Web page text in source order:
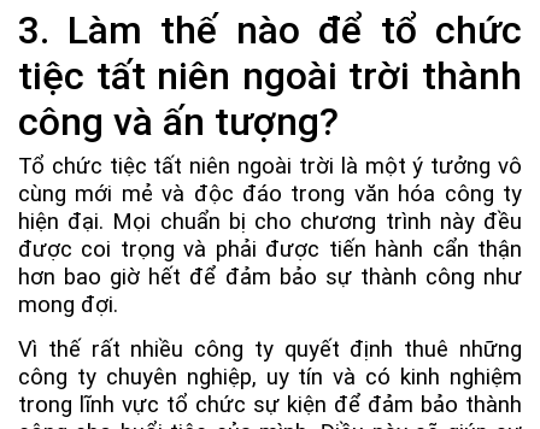
3. Làm thế nào để tổ chức
tiệc tất niên ngoài trời thành
công và ấn tượng?
Tổ chức tiệc tất niên ngoài trời là một ý tưởng vô
cùng mới mẻ và độc đáo trong văn hóa công ty
hiện đại. Mọi chuẩn bị cho chương trình này đều
được coi trọng và phải được tiến hành cẩn thận
hơn bao giờ hết để đảm bảo sự thành công như
mong đợi.
Vì thế rất nhiều công ty quyết định thuê những
công ty chuyên nghiệp, uy tín và có kinh nghiệm
trong lĩnh vực tổ chức sự kiện để đảm bảo thành